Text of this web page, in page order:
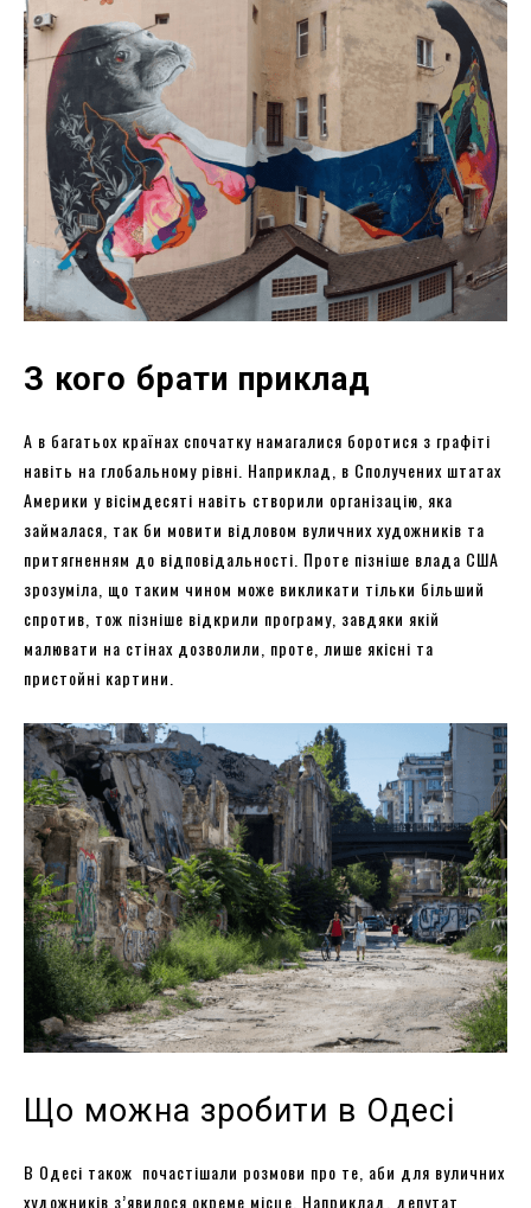
З кого брати приклад
А в багатьох країнах спочатку намагалися боротися з графіті
навіть на глобальному рівні. Наприклад, в Сполучених штатах
Америки у вісімдесяті навіть створили організацію, яка
займалася, так би мовити відловом вуличних художників та
притягненням до відповідальності. Проте пізніше влада США
зрозуміла, що таким чином може викликати тільки більший
спротив, тож пізніше відкрили програму, завдяки якій
малювати на стінах дозволили, проте, лише якісні та
пристойні картини.
Що можна зробити в Одесі
В Одесі також почастішали розмови про те, аби для вуличних
художників з’явилося окреме місце. Наприклад, депутат